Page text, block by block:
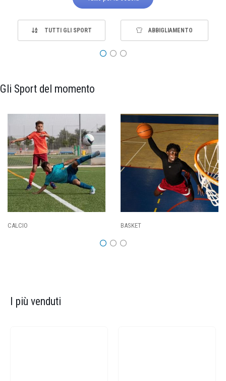
TUTTI GLI SPORT ABBIGLIAMENTO
Gli Sport del momento
PALLAVOLO RUGBY
I più venduti